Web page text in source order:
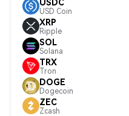
USD Coin
XRP
Ripple
SOL
Solana
TRX
Tron
DOGE
Dogecoin
ZEC
Zcash